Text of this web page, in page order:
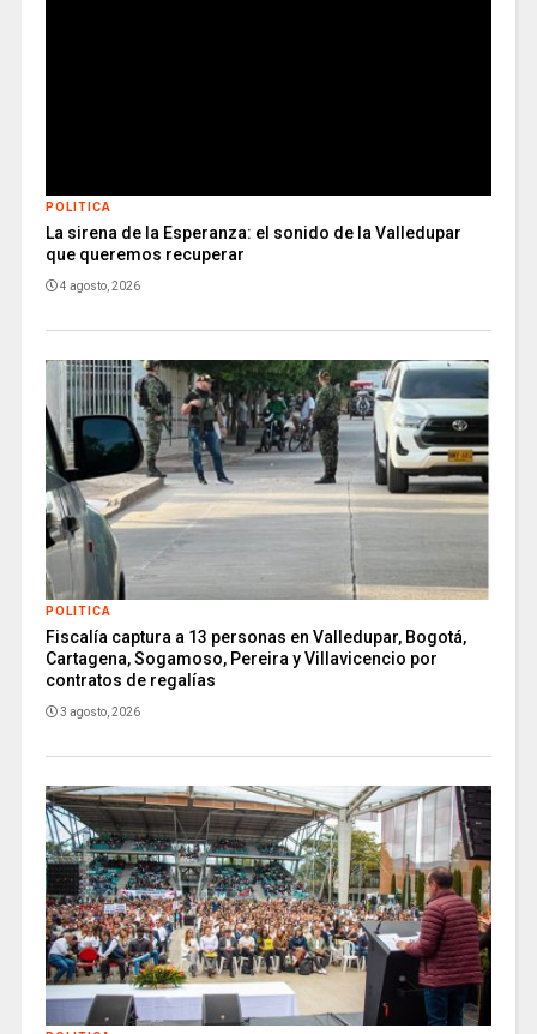
POLITICA
La sirena de la Esperanza: el sonido de la Valledupar
que queremos recuperar
4 agosto, 2026
POLITICA
Fiscalía captura a 13 personas en Valledupar, Bogotá,
Cartagena, Sogamoso, Pereira y Villavicencio por
contratos de regalías
3 agosto, 2026